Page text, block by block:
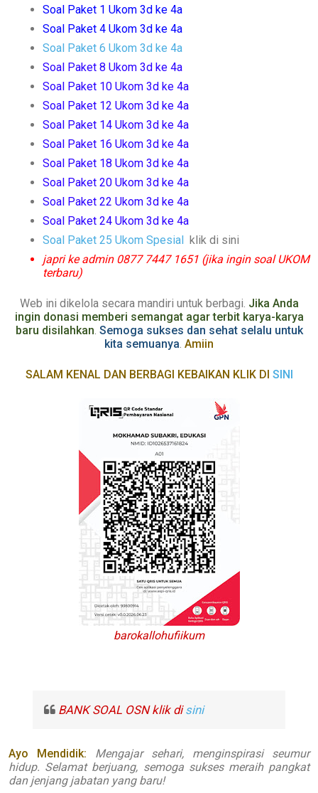
Soal Paket 1 Ukom 3d ke 4a
Soal Paket 4 Ukom 3d ke 4a
Soal Paket 6 Ukom 3d ke 4a
Soal Paket 8 Ukom 3d ke 4a
Soal Paket 10 Ukom 3d ke 4a
Soal Paket 12 Ukom 3d ke 4a
Soal Paket 14 Ukom 3d ke 4a
Soal Paket 16 Ukom 3d ke 4a
Soal Paket 18 Ukom 3d ke 4a
Soal Paket 20 Ukom 3d ke 4a
Soal Paket 22 Ukom 3d ke 4a
Soal Paket 24 Ukom 3d ke 4a
Soal Paket 25 Ukom Spesial klik di sini
japri ke admin 0877 7447 1651 (jika ingin soal UKOM
terbaru)
Web ini dikelola secara mandiri untuk berbagi. Jika Anda
ingin donasi memberi semangat agar terbit karya-karya
baru disilahkan. Semoga sukses dan sehat selalu untuk
kita semuanya. Amiin
SALAM KENAL DAN BERBAGI KEBAIKAN KLIK DI SINI
barokallohufiikum
BANK SOAL OSN klik disini
Ayo Mendidik:
Mengajar sehari, menginspirasi seumur
hidup. Selamat berjuang, semoga sukses meraih pangkat
dan jenjang jabatan yang baru!